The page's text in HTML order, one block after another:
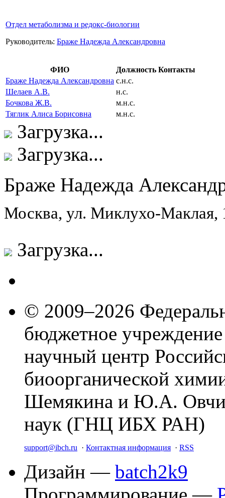
Отдел метаболизма и редокс-биологии
Руководитель: Браже Надежда Александровна
ФИО Должность Контакты
Браже Надежда Александровна с.н.с.
Шелаев А.В.
н.с.
Бочкова Ж.В.
м.н.с.
Тяглик Алиса Борисовна
м.н.с.
Загрузка...
Загрузка...
Браже Надежда
Москва, ул. Миклухо-
Загрузка...
© 2009–2026
бюджетное
научный центр
биоорганической
Шемякина и Ю.А.
наук (ГНЦ ИБХ РАН)
support@ibch.ru · Контактная информация · RSS
Дизайн — batch2k9